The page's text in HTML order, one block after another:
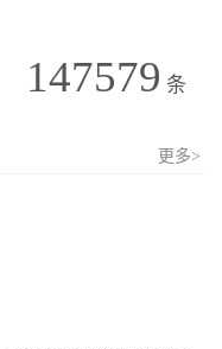
147579 条
更多>